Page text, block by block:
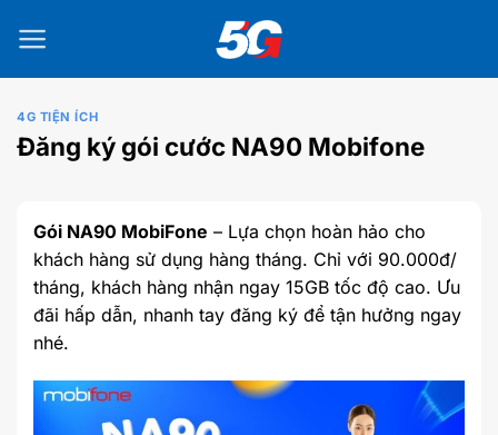
qua
4G TIỆN ÍCH
Đăng ký gói cước NA90 Mobifone
Gói NA90 MobiFone – Lựa chọn hoàn hảo cho
khách hàng sử dụng hàng tháng. Chỉ với 90.000đ/
tháng, khách hàng nhận ngay 15GB tốc độ cao. Ưu
đãi hấp dẫn, nhanh tay đăng ký để tận hưởng ngay
nhé.